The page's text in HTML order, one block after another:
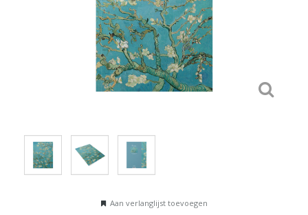
Aan verlanglijst toevoegen